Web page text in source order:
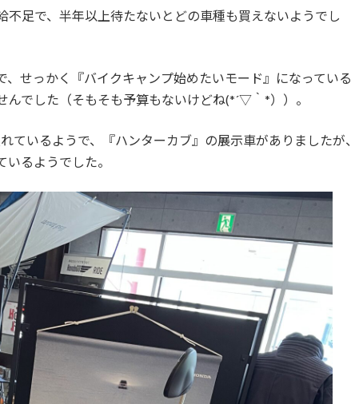
足で、半年以上待たないとどの車種も買えないようでし
せっかく『バイクキャンプ始めたいモード』になっている
でした（そもそも予算もないけどね(*´▽｀*））。
ているようで、『ハンターカブ』の展示車がありましたが、
るようでした。